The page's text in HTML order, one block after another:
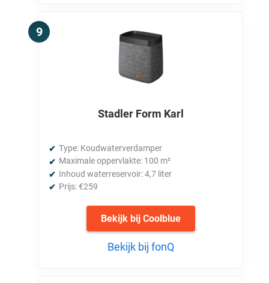
Stadler Form Karl
Type: Koudwaterverdamper
Maximale oppervlakte: 100 m²
Inhoud waterreservoir: 4,7 liter
Prijs: €259
Bekijk bij Coolblue
Bekijk bij fonQ